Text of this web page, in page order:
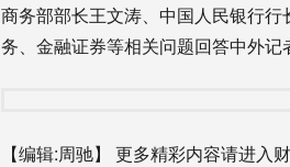
商务部部长王文涛、中国人民银行
务、金融证券等相关问题回答中外记
【编辑:周驰】 更多精彩内容请进入